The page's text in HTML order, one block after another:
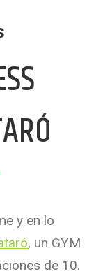
y en lo
, un GYM
de 10.